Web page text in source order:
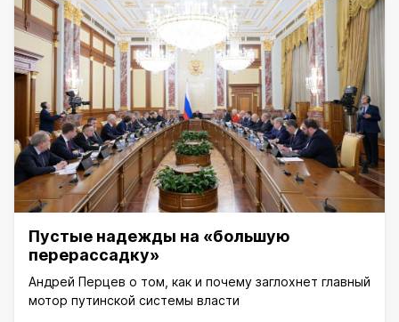
Пустые надежды на «большую
перерассадку»
Андрей Перцев о том, как и почему заглохнет главный
мотор путинской системы власти